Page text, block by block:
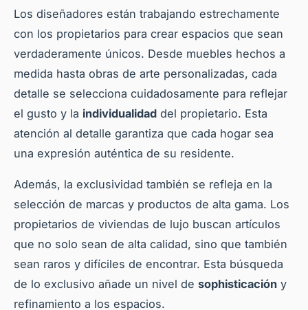
Los diseñadores están trabajando estrechamente
con los propietarios para crear espacios que sean
verdaderamente únicos. Desde muebles hechos a
medida hasta obras de arte personalizadas, cada
detalle se selecciona cuidadosamente para reflejar
el gusto y la individualidad del propietario. Esta
atención al detalle garantiza que cada hogar sea
una expresión auténtica de su residente.
Además, la exclusividad también se refleja en la
selección de marcas y productos de alta gama. Los
propietarios de viviendas de lujo buscan artículos
que no solo sean de alta calidad, sino que también
sean raros y difíciles de encontrar. Esta búsqueda
de lo exclusivo añade un nivel de sophisticación y
refinamiento a los espacios.